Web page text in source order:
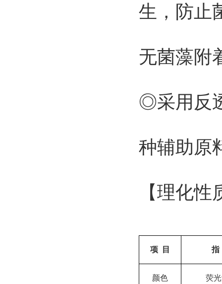
生，防止
无菌藻附
◎采用反
种辅助原
【理化性
项 目 指
颜色 荧